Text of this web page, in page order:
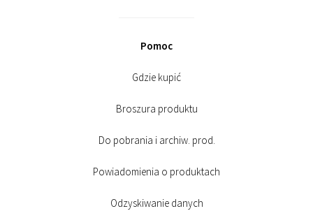
Pomoc
Gdzie kupić
Broszura produktu
Do pobrania i archiw. prod.
Powiadomienia o produktach
Odzyskiwanie danych